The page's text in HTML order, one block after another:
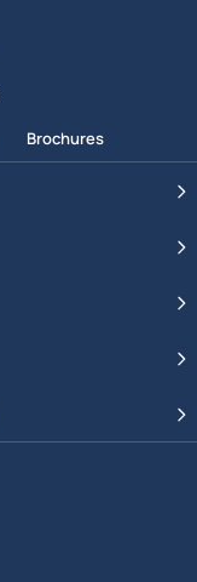
Brochures